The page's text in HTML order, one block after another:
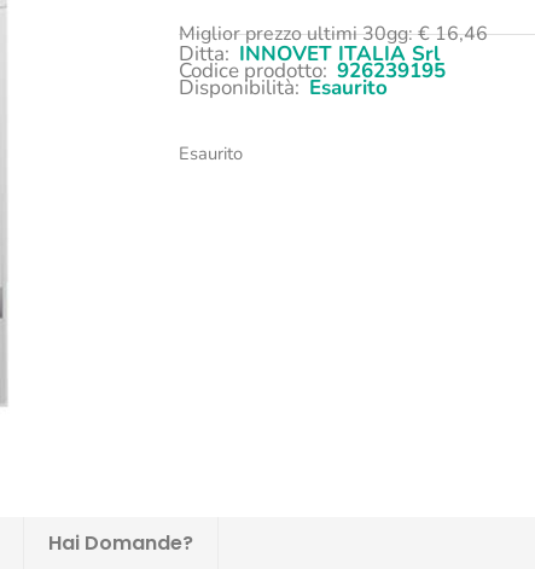
Miglior prezzo ultimi 30gg:€16,46
Ditta: INNOVET ITALIA Srl
Codice prodotto: 926239195
Disponibilità: Esaurito
Esaurito
Hai Domande?